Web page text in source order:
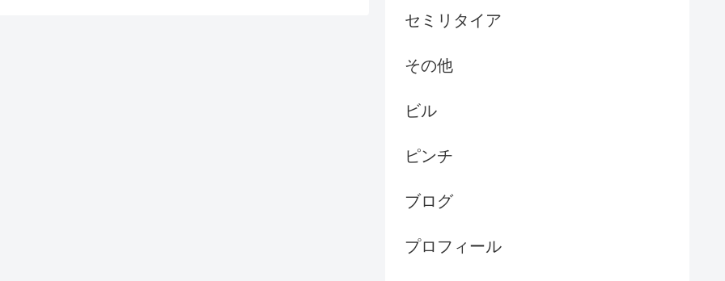
セミリタイア
その他
ビル
ピンチ
ブログ
プロフィール